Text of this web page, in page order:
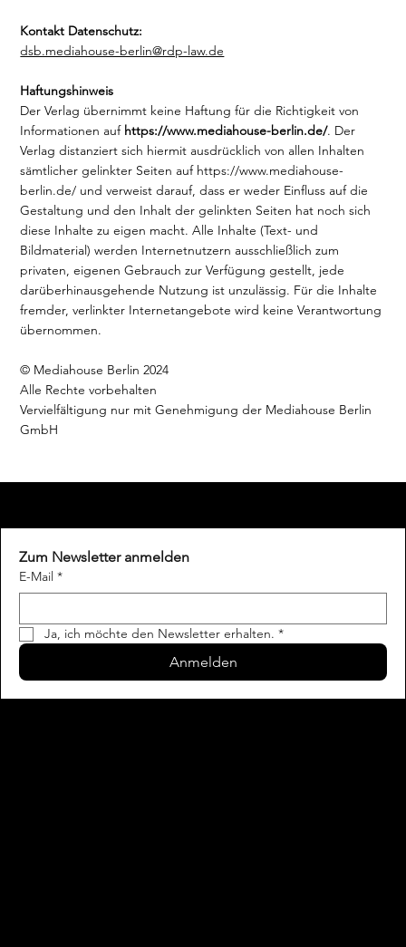
Kontakt Datenschutz:
dsb.mediahouse-berlin@rdp-law.de
Haftungshinweis
Der Verlag übernimmt keine Haftung für die Richtigkeit von
Informationen auf https://www.mediahouse-berlin.de/. Der
Verlag distanziert sich hiermit ausdrücklich von allen Inhalten
sämtlicher gelinkter Seiten auf https://www.mediahouse-
berlin.de/ und verweist darauf, dass er weder Einfluss auf die
Gestaltung und den Inhalt der gelinkten Seiten hat noch sich
diese Inhalte zu eigen macht. Alle Inhalte (Text- und
Bildmaterial) werden Internetnutzern ausschließlich zum
privaten, eigenen Gebrauch zur Verfügung gestellt, jede
darüberhinausgehende Nutzung ist unzulässig. Für die Inhalte
fremder, verlinkter Internetangebote wird keine Verantwortung
übernommen.
© Mediahouse Berlin 2024
Alle Rechte vorbehalten
Vervielfältigung nur mit Genehmigung der Mediahouse Berlin
GmbH
Zum Newsletter anmelden
E-Mail *
Ja, ich möchte den Newsletter erhalten. *
Anmelden